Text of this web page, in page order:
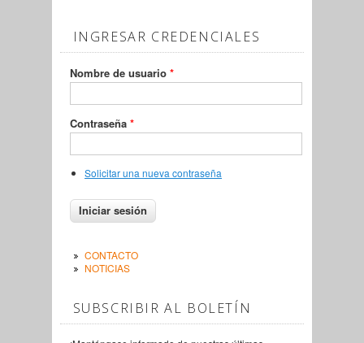
INGRESAR CREDENCIALES
Nombre de usuario *
Contraseña *
Solicitar una nueva contraseña
CONTACTO
NOTICIAS
SUBSCRIBIR AL BOLETÍN